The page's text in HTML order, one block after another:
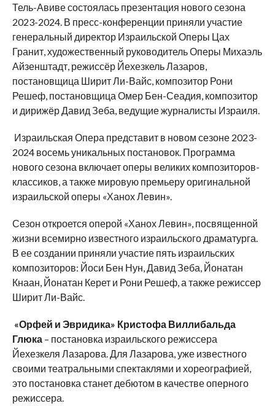
Тель-Авиве состоялась презентация нового сезона
2023-2024. В пресс-конференции приняли участие
генеральный директор Израильской Оперы Цах
Гранит, художественный руководитель Оперы Михаэль
Айзенштадт, режиссёр Йехезкель Лазаров,
постановщица Ширит Ли-Вайс, композитор Рони
Решеф, постановщица Омер Бен-Сеадия, композитор
и дирижёр Давид Зеба, ведущие журналисты Израиля.
Израильская Опера представит в новом сезоне 2023-
2024 восемь уникальных постановок. Программа
нового сезона включает оперы великих композиторов-
классиков, а также мировую премьеру оригинальной
израильской оперы «Ханох Левин».
Сезон откроется оперой «Ханох Левин», посвященной
жизни всемирно известного израильского драматурга.
В ее создании приняли участие пять израильских
композиторов: Йоси Бен Нун, Давид Зеба, Йонатан
Кнаан, Йонатан Керет и Рони Решеф, а также режиссер
Ширит Ли-Вайс.
«Орфей и Эвридика» Кристофа Виллибальда
Глюка– постановка израильского режиссера
Йехезкеля Лазарова. Для Лазарова, уже известного
своими театральными спектаклями и хореографией,
это постановка станет дебютом в качестве оперного
режиссера.